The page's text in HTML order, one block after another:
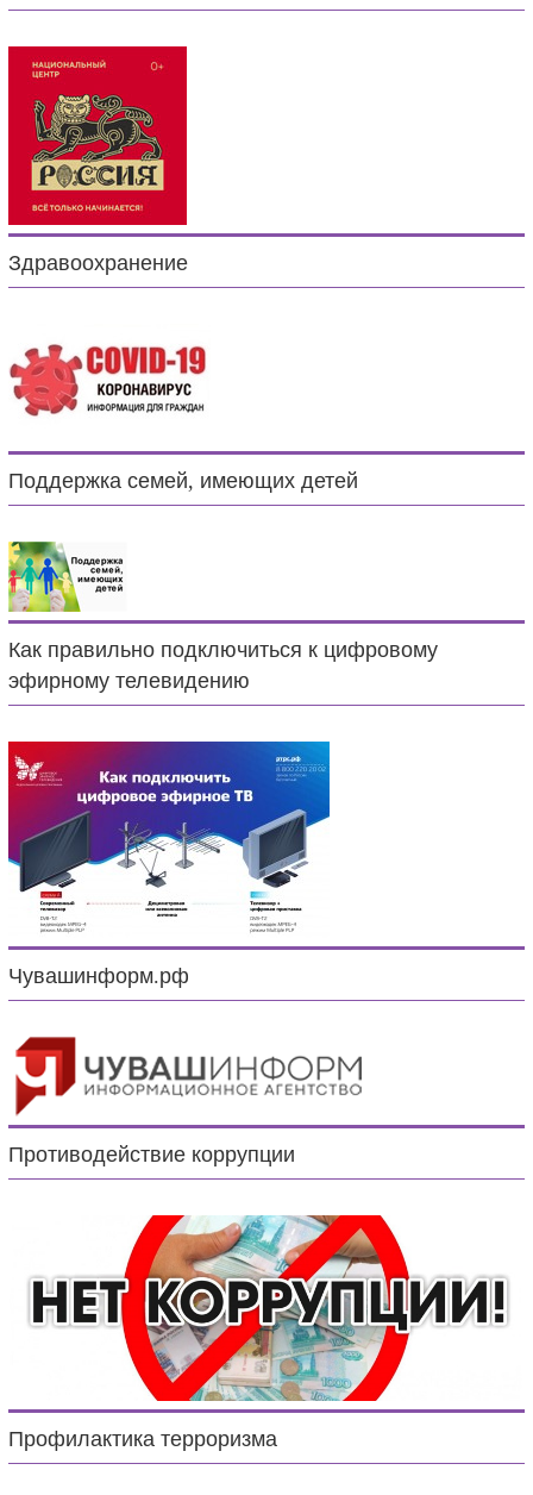
Здравоохранение
Поддержка семей, имеющих детей
Как правильно подключиться к цифровому
эфирному телевидению
Чувашинформ.рф
Противодействие коррупции
Профилактика терроризма